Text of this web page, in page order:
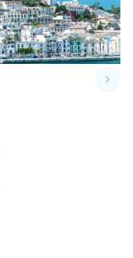
keyboard_arrow_right